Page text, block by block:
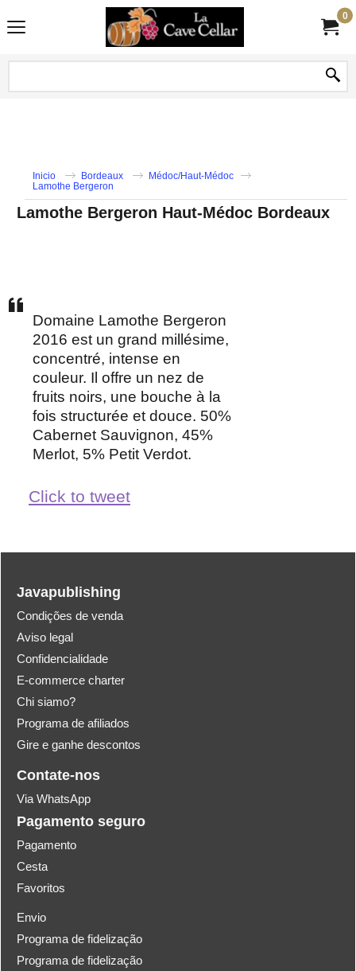
0
Inicio Bordeaux
Médoc/Haut-Médoc
Lamothe Bergeron
Lamothe Bergeron Haut-Médoc Bordeaux
Domaine Lamothe Bergeron
2016 est un grand millésime,
concentré, intense en
couleur. Il offre un nez de
fruits noirs, une bouche à la
fois structurée et douce. 50%
Cabernet Sauvignon, 45%
Merlot, 5% Petit Verdot.
Click to tweet
Javapublishing
Condições de venda
Aviso legal
Confidencialidade
E-commerce charter
Chi siamo?
Programa de afiliados
Gire e ganhe descontos
Contate-nos
Via WhatsApp
Pagamento seguro
Pagamento
Cesta
Favoritos
Envio
Programa de fidelização
Programa de fidelização